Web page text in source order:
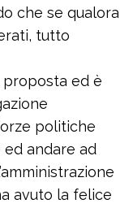
che se qualora
tutto
proposta ed è
politiche
andare ad
avuto la felice